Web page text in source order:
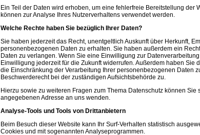
Ein Teil der Daten wird erhoben, um eine fehlerfreie Bereitstellung der
können zur Analyse Ihres Nutzerverhaltens verwendet werden.
Welche Rechte haben Sie bezüglich Ihrer Daten?
Sie haben jederzeit das Recht, unentgeltlich Auskunft über Herkunft,
personenbezogenen Daten zu erhalten. Sie haben außerdem ein
Daten zu verlangen. Wenn Sie eine Einwilligung zur
Einwilligung jederzeit für die Zukunft widerrufen. Außerdem haben Sie
die Einschränkung der Verarbeitung Ihrer personenbezogenen Daten
Beschwerderecht bei der zuständigen Aufsichtsbehörde zu.
Hierzu sowie zu weiteren Fragen zum Thema Datenschutz können Sie
angegebenen Adresse an uns wenden.
Analyse-Tools und Tools von Drittanbietern
Beim Besuch dieser Website kann Ihr Surf-Verhalten statistisch
Cookies und mit sogenannten Analyseprogrammen.